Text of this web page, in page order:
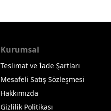
Kurumsal
Teslimat ve İade Şartları
Mesafeli Satış Sözleşmesi
Hakkımızda
Gizlilik Politikası